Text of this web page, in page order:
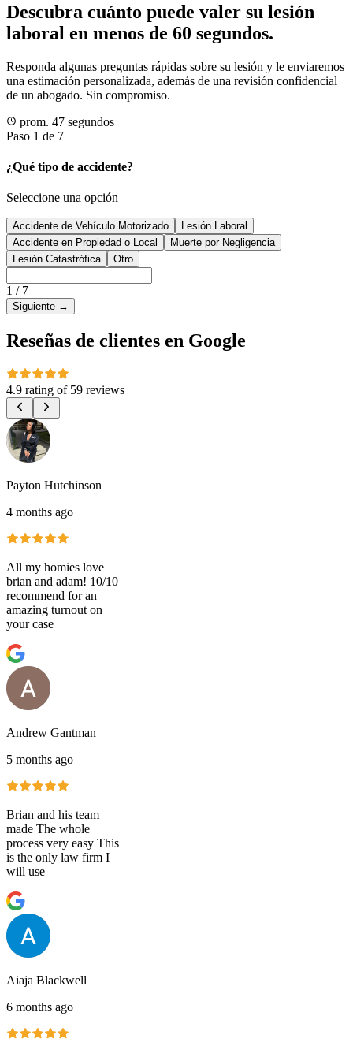
Descubra cuánto puede valer su lesión
laboral en menos de 60 segundos.
Responda algunas preguntas rápidas sobre su lesión y le enviaremos
una estimación personalizada, además de una revisión confidencial
de un abogado. Sin compromiso.
prom. 47 segundos
Paso 1 de 7
¿Qué tipo de accidente?
Seleccione una opción
Accidente de Vehículo Motorizado
Lesión Laboral
Accidente en Propiedad o Local
Muerte por Negligencia
Lesión Catastrófica
Otro
1 / 7
Siguiente →
Reseñas de clientes en Google
4.9 rating of 59 reviews
Payton Hutchinson
4 months ago
All my homies love
brian and adam! 10/10
recommend for an
amazing turnout on
your case
Andrew Gantman
5 months ago
Brian and his team
made The whole
process very easy This
is the only law firm I
will use
Aiaja Blackwell
6 months ago